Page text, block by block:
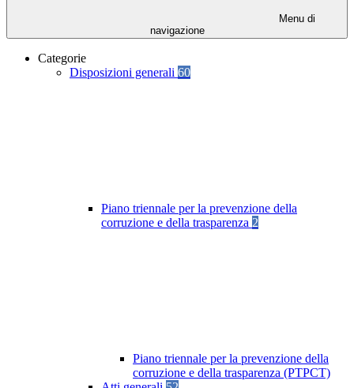
Menu di
navigazione
Categorie
Disposizioni generali 60
Piano triennale per la prevenzione della
corruzione e della trasparenza 2
Piano triennale per la prevenzione della
corruzione e della trasparenza (PTPCT)